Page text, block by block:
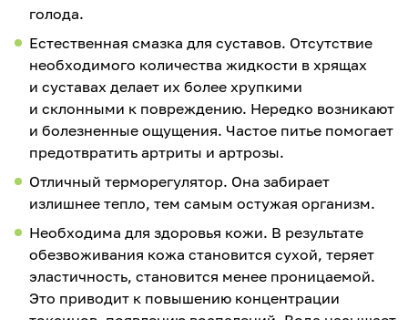
голода.
Естественная смазка для суставов. Отсутствие
необходимого количества жидкости в хрящах
и суставах делает их более хрупкими
и склонными к повреждению. Нередко возникают
и болезненные ощущения. Частое питье помогает
предотвратить артриты и артрозы.
Отличный терморегулятор. Она забирает
излишнее тепло, тем самым остужая организм.
Необходима для здоровья кожи. В результате
обезвоживания кожа становится сухой, теряет
эластичность, становится менее проницаемой.
Это приводит к повышению концентрации